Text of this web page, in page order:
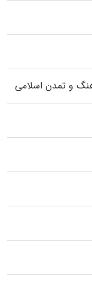
و تمدن اسلامی